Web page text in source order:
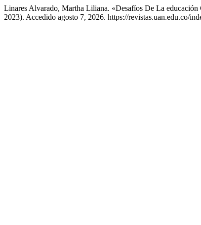
Linares Alvarado, Martha Liliana. «Desafíos De La
2023). Accedido agosto 7, 2026. https://revistas.uan.edu.co/